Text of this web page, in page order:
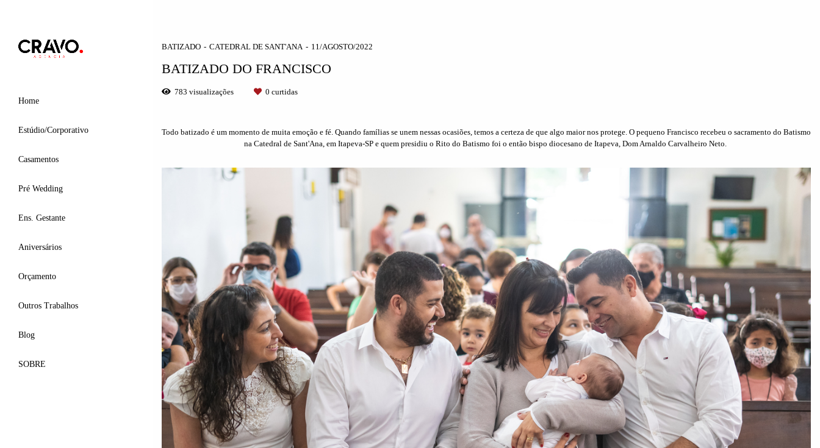
Home
Estúdio/Corporativo
Casamentos
Pré Wedding
Ens. Gestante
Aniversários
Orçamento
Outros Trabalhos
Blog
SOBRE
BATIZADO CATEDRAL DE SANT'ANA 11/AGOSTO/2022
BATIZADO DO FRANCISCO
783 visualizações 0 curtidas
Todo batizado é um momento de muita emoção e fé. Quando famílias se unem nessas ocasiões, temos a certeza de que algo maior nos protege. O pequeno Francisco recebeu o sacramento do Batismo
na Catedral de Sant'Ana, em Itapeva-SP e quem presidiu o Rito do Batismo foi o então bispo diocesano de Itapeva, Dom Arnaldo Carvalheiro Neto.